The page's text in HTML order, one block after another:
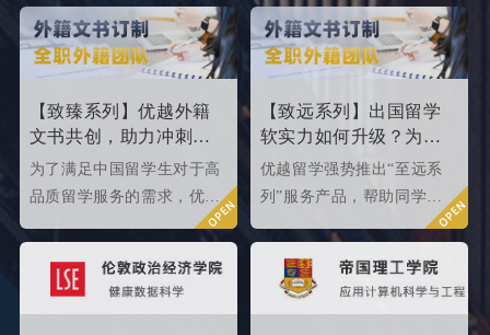
章为大家盘点英国top 10名
校2024年申请条件，给正在
准备25fall硕士申请的同学
家盘点一下25fallQS前50-
000内英国院校的申请条件
如何。
【致臻系列】优越外籍
文书共创，助力冲刺世
界名校硕士offer！
为了满足中国留学生对于高
品质留学服务的需求，优越
留学推出了更适合世界名校
服务产品。该留学服务产品
【致远系列】出国留学
软实力如何升级？为
2026/2027fall冲刺度身定
制！
优越留学强势推出“至远系
列”服务产品，帮助同学们